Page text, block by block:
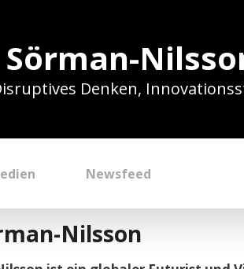
Denken,
Newsfeed
Nilsson